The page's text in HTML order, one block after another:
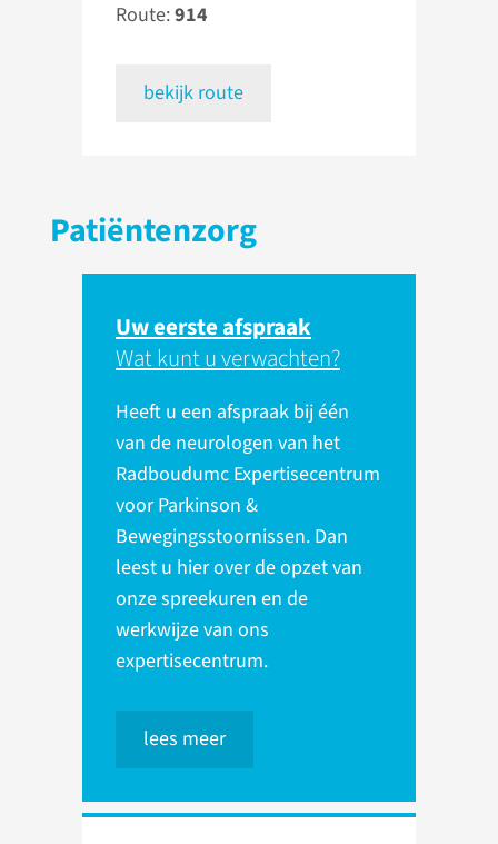
Route:914
bekijk route
Patiëntenzorg
Uw eerste afspraak
Wat kunt u verwachten?
Heeft u een afspraak bij één
van de neurologen van het
Radboudumc Expertisecentrum
voor Parkinson &
Bewegingsstoornissen. Dan
leest u hier over de opzet van
onze spreekuren en de
werkwijze van ons
expertisecentrum.
lees meer